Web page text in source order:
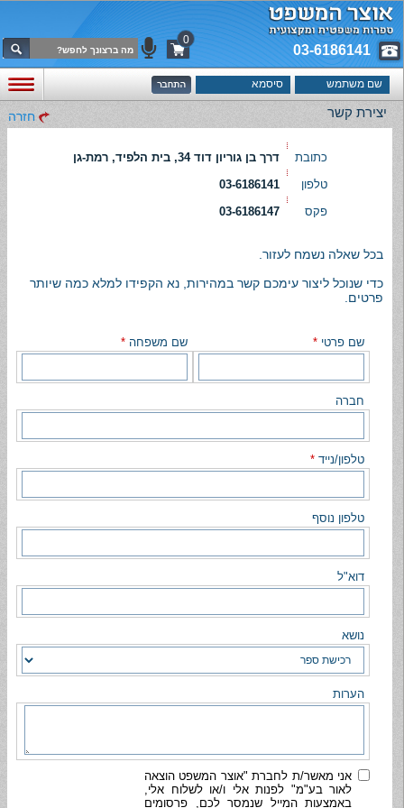
03-6186141
0
יצירת קשר חזרה
כתובת
דרך בן גוריון דוד 34, בית הלפיד, רמת-גן
טלפון
03-6186141
פקס
03-6186147
בכל שאלה נשמח לעזור.
כדי שנוכל ליצור עימכם קשר במהירות, נא הקפידו למלא כמה שיותר
פרטים.
שם פרטי * שם משפחה *
חברה
טלפון/נייד *
טלפון נוסף
דוא"ל
נושא
הערות
אני מאשר/ת לחברת "אוצר המשפט הוצאה
לאור בע"מ" לפנות אלי ו/או לשלוח אלי,
באמצעות המייל שנמסר לכם, פרסומים